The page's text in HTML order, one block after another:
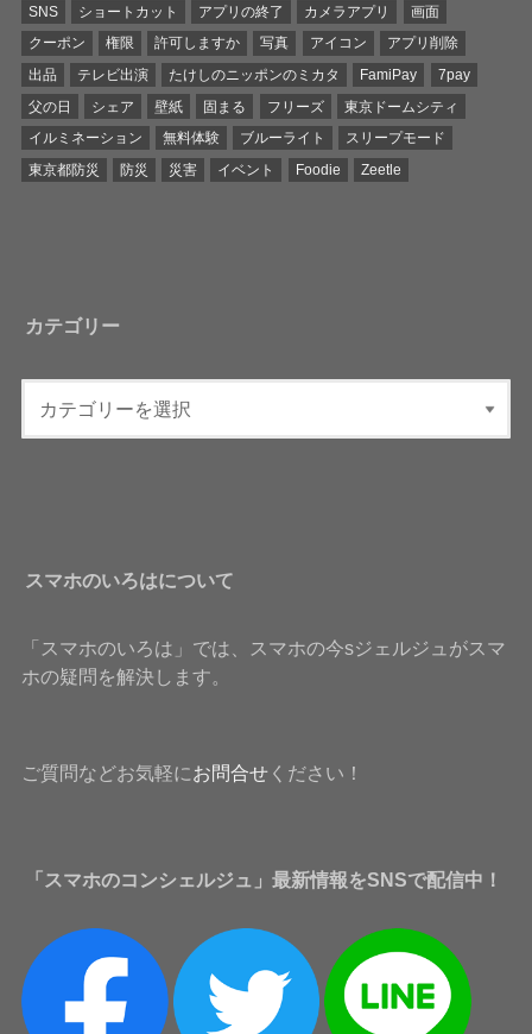
SNS
ショートカット アプリの終了 カメラアプリ
画面
クーポン
権限 許可しますか 写真 アイコン
アプリ削除
出品
テレビ出演 たけしのニッポンのミカタ FamiPay
7pay
父の日
シェア 壁紙 固まる フリーズ
東京ドームシティ
イルミネーション
無料体験 ブルーライト
スリープモード
東京都防災
防災 災害 イベント Foodie Zeetle
カテゴリー
スマホのいろはについて
「スマホのいろは」では、スマホの今sジェルジュがスマ
ホの疑問を解決します。
ご質問などお気軽にお問合せください！
「スマホのコンシェルジュ」最新情報をSNSで配信中！